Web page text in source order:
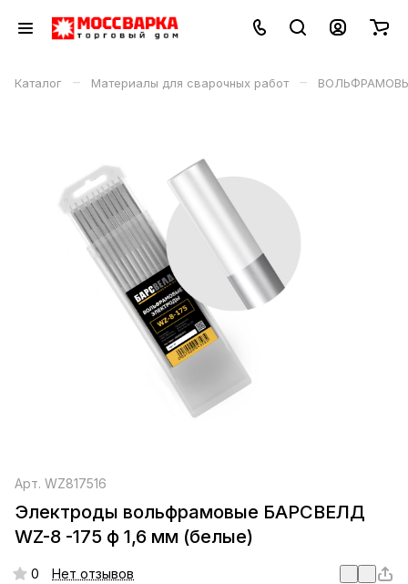
Каталог – Материалы для сварочных работ –
Арт. WZ817516
Электроды вольфрамовые БАРСВЕЛД
WZ-8 -175 ф 1,6 мм (белые)
0 Нет отзывов